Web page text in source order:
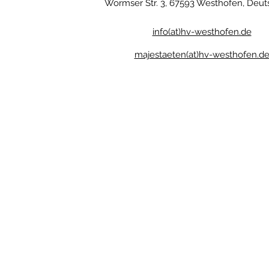
Wormser Str. 3, 67593 Westhofen,
info(at)hv-westhofen.de
majestaeten(at)hv-westhofen.de